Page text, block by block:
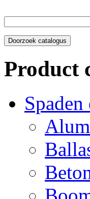
Product
Spaden